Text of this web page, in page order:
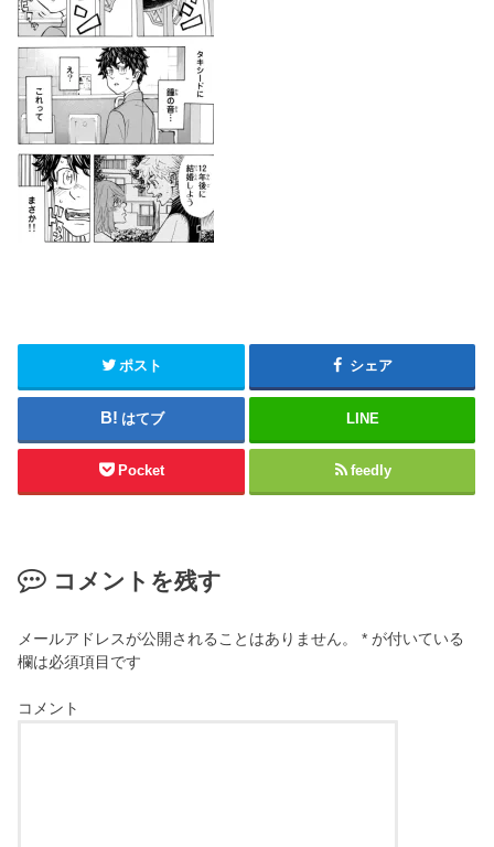
ポスト シェア
はてブ LINE
Pocket feedly
コメントを残す
メールアドレスが公開されることはありません。 * が付いている
欄は必須項目です
コメント